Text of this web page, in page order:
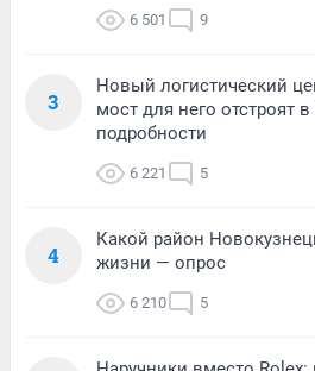
6 501 9
3
Новый логистический
мост для него отстроят
подробности
6 221 5
4
Какой район
жизни — опрос
6 210 5